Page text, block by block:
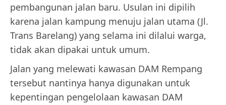
pembangunan jalan baru. Usulan ini dipilih
karena jalan kampung menuju jalan utama (Jl.
Trans Barelang) yang selama ini dilalui warga,
tidak akan dipakai untuk umum.
Jalan yang melewati kawasan DAM Rempang
tersebut nantinya hanya digunakan untuk
kepentingan pengelolaan kawasan DAM